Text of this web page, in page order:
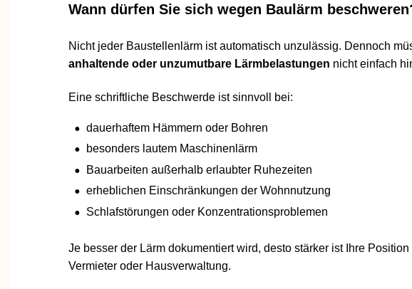
Wann dürfen Sie sich wegen Baulärm beschweren?
Nicht jeder Baustellenlärm ist automatisch unzulässig. Dennoch
anhaltende oder unzumutbare Lärmbelastungen nicht einfach
Eine schriftliche Beschwerde ist sinnvoll bei:
dauerhaftem Hämmern oder Bohren
besonders lautem Maschinenlärm
Bauarbeiten außerhalb erlaubter Ruhezeiten
erheblichen Einschränkungen der Wohnnutzung
Schlafstörungen oder Konzentrationsproblemen
Je besser der Lärm dokumentiert wird, desto stärker ist Ihre Position
Vermieter oder Hausverwaltung.